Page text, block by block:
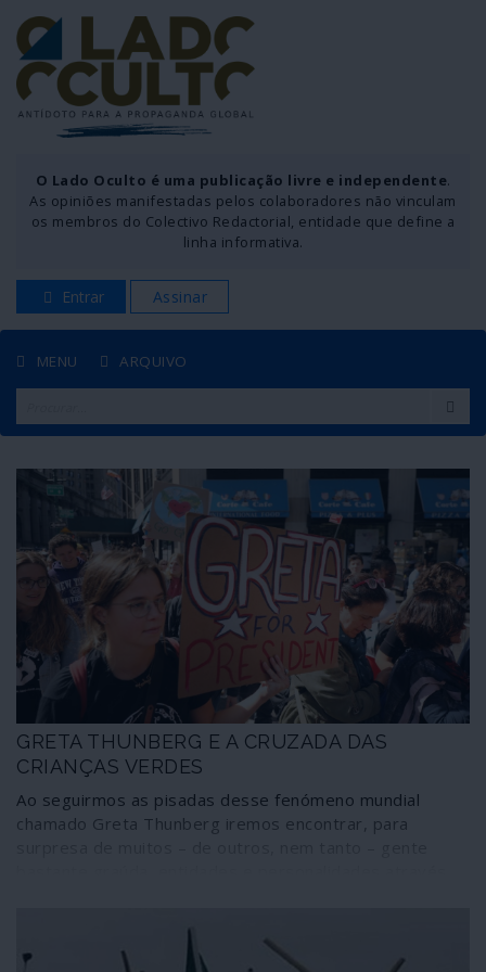
O Lado Oculto é uma publicação livre e independente.
As opiniões manifestadas pelos colaboradores não vinculam
os membros do Colectivo Redactorial, entidade que define a
linha informativa.
Entrar Assinar
MENU ARQUIVO
GRETA THUNBERG E A CRUZADA DAS
CRIANÇAS VERDES
Ao seguirmos as pisadas desse fenómeno mundial
chamado Greta Thunberg iremos encontrar, para
Goldman Sachs, o banco dos bancos, da Pepsi, dos
maiores fundos de activos do mundo, da Shell, da